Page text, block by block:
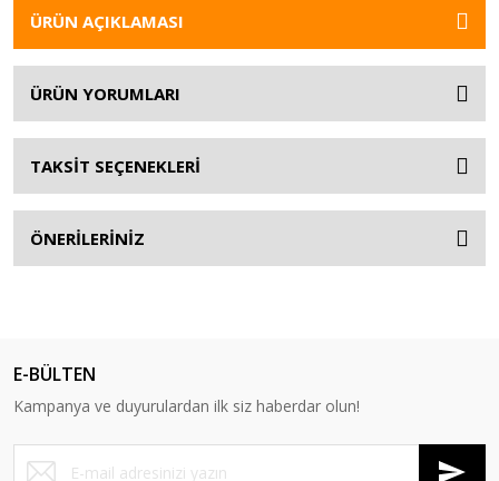
ÜRÜN AÇIKLAMASI
ÜRÜN YORUMLARI
TAKSİT SEÇENEKLERİ
ÖNERİLERİNİZ
E-BÜLTEN
Kampanya ve duyurulardan ilk siz haberdar olun!